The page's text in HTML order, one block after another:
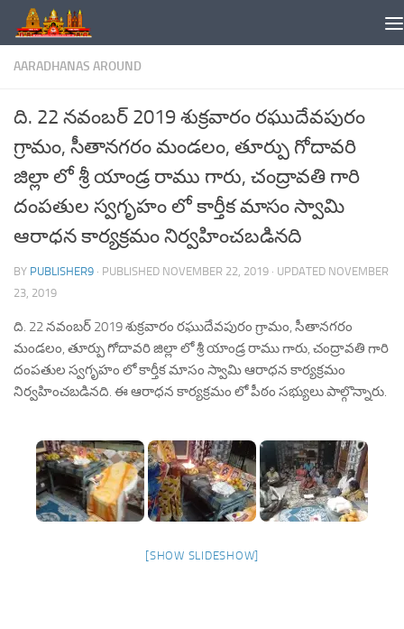
Skip to content
AARADHANAS AROUND
ది. 22 నవంబర్ 2019 శుక్రవారం రఘుదేవపురం
గ్రామం, సీతానగరం మండలం, తూర్పు గోదావరి
జిల్లా లో శ్రీ యాండ్ర రాము గారు, చంద్రావతి గారి
దంపతుల స్వగృహం లో కార్తీక మాసం స్వామి
ఆరాధన కార్యక్రమం నిర్వహించబడినది
BY PUBLISHER9 · PUBLISHED NOVEMBER 22, 2019 · UPDATED NOVEMBER
23, 2019
ది. 22 నవంబర్ 2019 శుక్రవారం రఘుదేవపురం గ్రామం, సీతానగరం
మండలం, తూర్పు గోదావరి జిల్లా లో శ్రీ యాండ్ర రాము గారు, చంద్రావతి గారి
దంపతుల స్వగృహం లో కార్తీక మాసం స్వామి ఆరాధన కార్యక్రమం
నిర్వహించబడినది. ఈ ఆరాధన కార్యక్రమం లో పీఠం సభ్యులు పాల్గొన్నారు.
[SHOW SLIDESHOW]